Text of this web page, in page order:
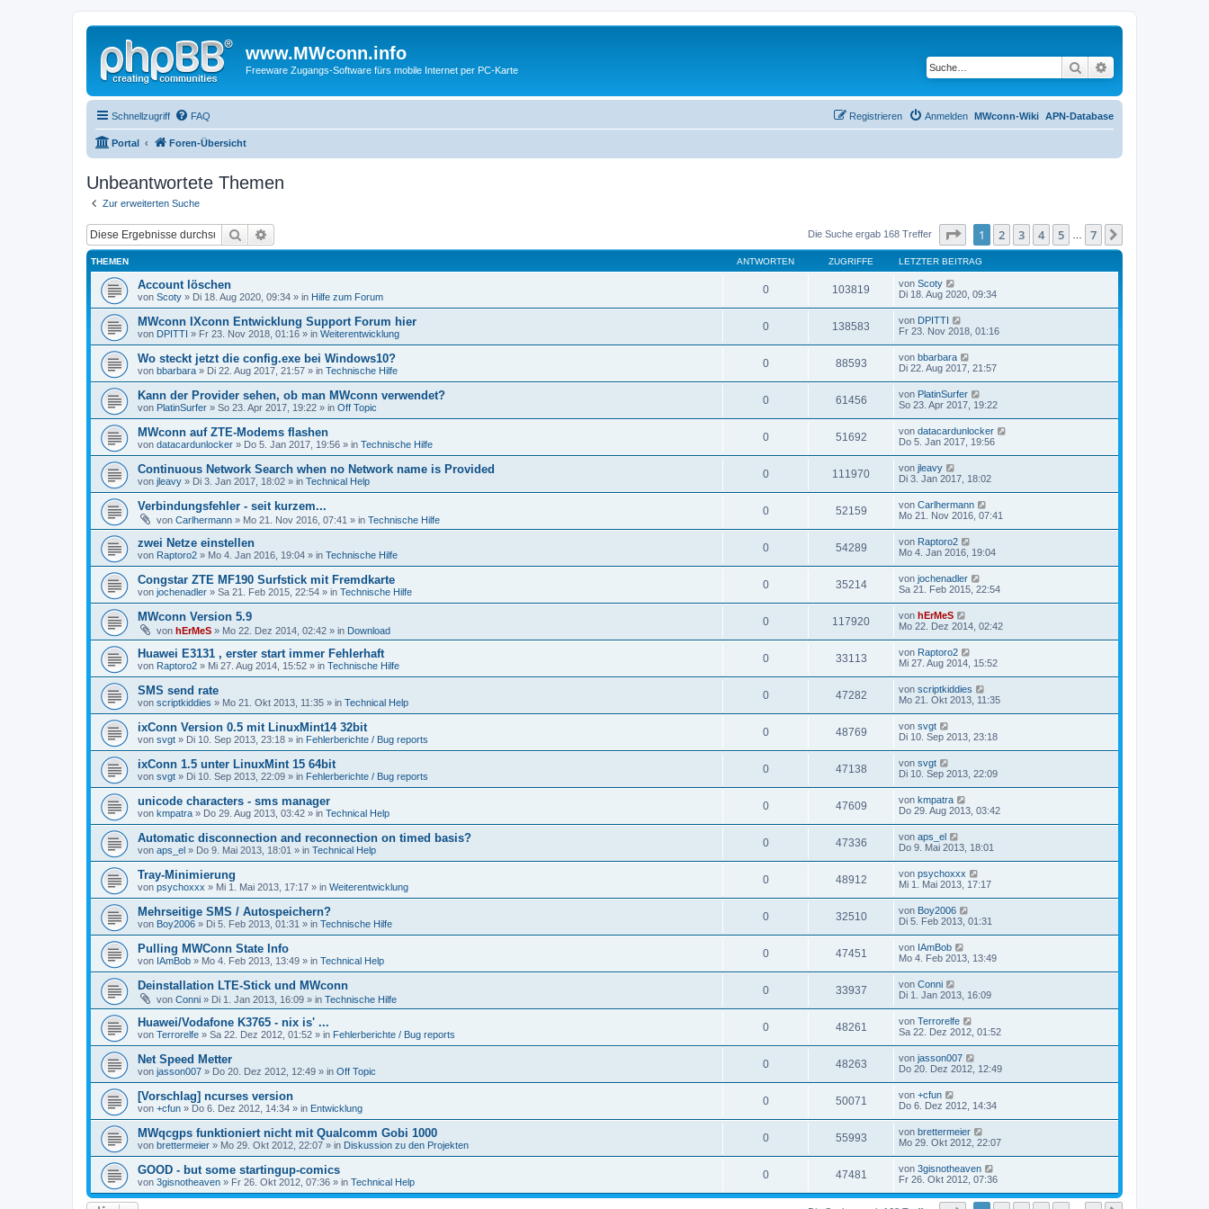
www.MWconn.info
Freeware Zugangs-Software fürs mobile Internet per PC-Karte Suche
Schnellzugriff FAQ APN-Database
MWconn-Wiki
Anmelden
Registrieren
Portal Foren-Übersicht
Unbeantwortete Themen
Zur erweiterten Suche
Suche Die Suche ergab 168 Treffer Seite von7
1 2 3 4 5 7
THEMEN ANTWORTEN ZUGRIFFE LETZTER BEITRAG
Account löschen
von Scoty » Di 18. Aug 2020, 09:34 » in Hilfe zum Forum
0 103819 von Scoty
Di 18. Aug 2020, 09:34
MWconn IXconn Entwicklung Support Forum hier
von DPITTI » Fr 23. Nov 2018, 01:16 » in Weiterentwicklung
0 138583 von DPITTI
Fr 23. Nov 2018, 01:16
Wo steckt jetzt die config.exe bei Windows10?
von bbarbara » Di 22. Aug 2017, 21:57 » in Technische Hilfe
0 88593 von bbarbara
Di 22. Aug 2017, 21:57
Kann der Provider sehen, ob man MWconn verwendet?
von PlatinSurfer » So 23. Apr 2017, 19:22 » in Off Topic
0 61456 von PlatinSurfer
So 23. Apr 2017, 19:22
MWconn auf ZTE-Modems flashen
von datacardunlocker » Do 5. Jan 2017, 19:56 » in Technische Hilfe
0 51692 von datacardunlocker
Do 5. Jan 2017, 19:56
Continuous Network Search when no Network name is Provided
von jleavy » Di 3. Jan 2017, 18:02 » in Technical Help
0 111970 von jleavy
Di 3. Jan 2017, 18:02
Verbindungsfehler - seit kurzem...
von Carlhermann » Mo 21. Nov 2016, 07:41 » in Technische Hilfe
0 52159 von Carlhermann
Mo 21. Nov 2016, 07:41
zwei Netze einstellen
von Raptoro2 » Mo 4. Jan 2016, 19:04 » in Technische Hilfe
0 54289 von Raptoro2
Mo 4. Jan 2016, 19:04
Congstar ZTE MF190 Surfstick mit Fremdkarte
von jochenadler » Sa 21. Feb 2015, 22:54 » in Technische Hilfe
0 35214 von jochenadler
Sa 21. Feb 2015, 22:54
MWconn Version 5.9
von hErMeS » Mo 22. Dez 2014, 02:42 » in Download
0 117920 von hErMeS
Mo 22. Dez 2014, 02:42
Huawei E3131 , erster start immer Fehlerhaft
von Raptoro2 » Mi 27. Aug 2014, 15:52 » in Technische Hilfe
0 33113 von Raptoro2
Mi 27. Aug 2014, 15:52
SMS send rate
von scriptkiddies » Mo 21. Okt 2013, 11:35 » in Technical Help
0 47282 von scriptkiddies
Mo 21. Okt 2013, 11:35
ixConn Version 0.5 mit LinuxMint14 32bit
von svgt » Di 10. Sep 2013, 23:18 » in Fehlerberichte / Bug reports
0 48769 von svgt
Di 10. Sep 2013, 23:18
ixConn 1.5 unter LinuxMint 15 64bit
von svgt » Di 10. Sep 2013, 22:09 » in Fehlerberichte / Bug reports
0 47138 von svgt
Di 10. Sep 2013, 22:09
unicode characters - sms manager
von kmpatra » Do 29. Aug 2013, 03:42 » in Technical Help
0 47609 von kmpatra
Do 29. Aug 2013, 03:42
Automatic disconnection and reconnection on timed basis?
von aps_el » Do 9. Mai 2013, 18:01 » in Technical Help
0 47336 von aps_el
Do 9. Mai 2013, 18:01
Tray-Minimierung
von psychoxxx » Mi 1. Mai 2013, 17:17 » in Weiterentwicklung
0 48912 von psychoxxx
Mi 1. Mai 2013, 17:17
Mehrseitige SMS / Autospeichern?
von Boy2006 » Di 5. Feb 2013, 01:31 » in Technische Hilfe
0 32510 von Boy2006
Di 5. Feb 2013, 01:31
Pulling MWConn State Info
von IAmBob » Mo 4. Feb 2013, 13:49 » in Technical Help
0 47451 von IAmBob
Mo 4. Feb 2013, 13:49
Deinstallation LTE-Stick und MWconn
von Conni » Di 1. Jan 2013, 16:09 » in Technische Hilfe
0 33937 von Conni
Di 1. Jan 2013, 16:09
Huawei/Vodafone K3765 - nix is' ...
von Terrorelfe » Sa 22. Dez 2012, 01:52 » in Fehlerberichte / Bug reports
0 48261 von Terrorelfe
Sa 22. Dez 2012, 01:52
Net Speed Metter
von jasson007 » Do 20. Dez 2012, 12:49 » in Off Topic
0 48263 von jasson007
Do 20. Dez 2012, 12:49
[Vorschlag] ncurses version
von +cfun » Do 6. Dez 2012, 14:34 » in Entwicklung
0 50071 von +cfun
Do 6. Dez 2012, 14:34
MWqcgps funktioniert nicht mit Qualcomm Gobi 1000
von brettermeier » Mo 29. Okt 2012, 22:07 » in Diskussion zu den Projekten
0 55993 von brettermeier
Mo 29. Okt 2012, 22:07
GOOD - but some startingup-comics
von 3gisnotheaven » Fr 26. Okt 2012, 07:36 » in Technical Help
0 47481 von 3gisnotheaven
Fr 26. Okt 2012, 07:36